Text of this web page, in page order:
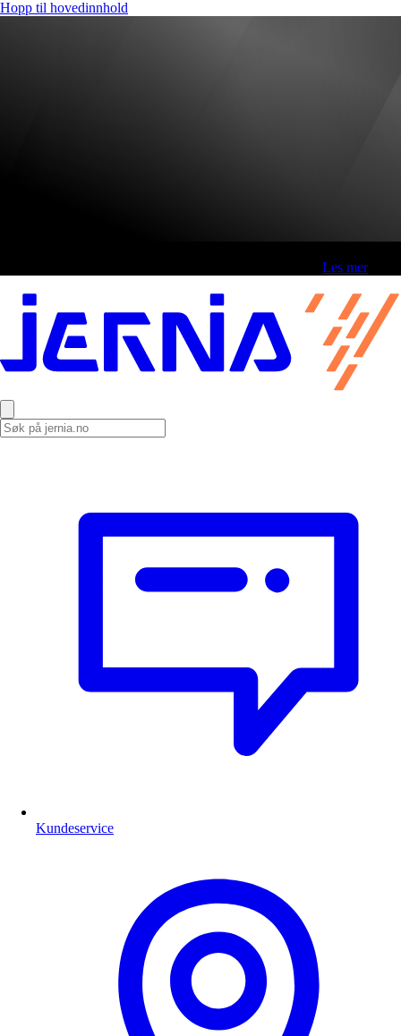
Hopp til hovedinnhold
Les mer
Kundeservice